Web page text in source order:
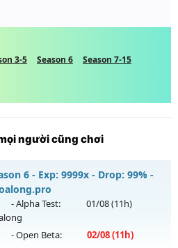
3-5 Season 6
Season 7-15
người cũng chơi
6 - Exp: 9999x - Drop: 99% -
- Alpha Test: 01/08(11h)
- Open Beta: 02/08(11h)